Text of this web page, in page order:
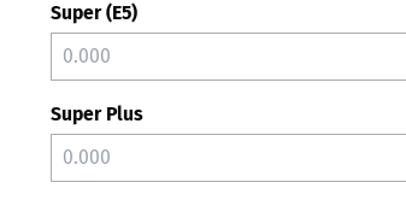
Super (E5)
Super Plus